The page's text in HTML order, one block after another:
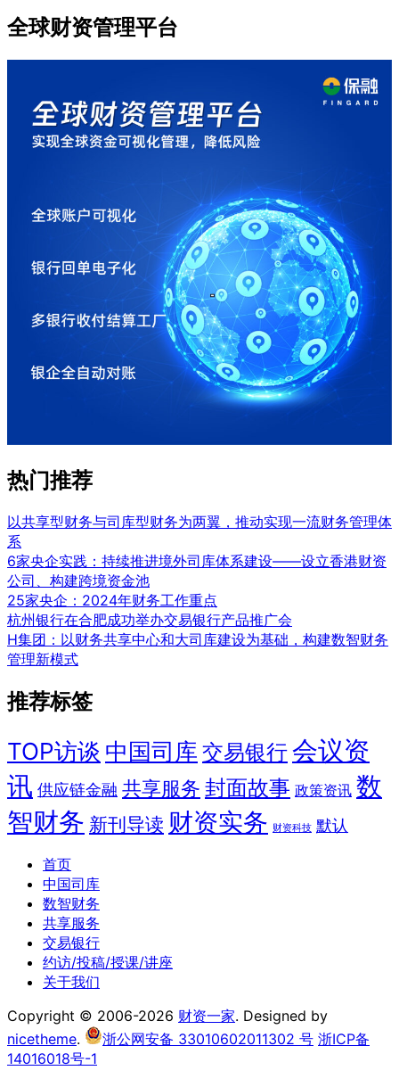
全球财资管理平台
热门推荐
以共享型财务与司库型财务为两翼，推动实现一流财务管理体
系
6家央企实践：持续推进境外司库体系建设——设立香港财资
公司、构建跨境资金池
25家央企：2024年财务工作重点
杭州银行在合肥成功举办交易银行产品推广会
H集团：以财务共享中心和大司库建设为基础，构建数智财务
管理新模式
推荐标签
TOP访谈 中国司库 交易银行会议资
讯 供应链金融 共享服务 封面故事 政策资讯 数
智财务 新刊导读 财资实务 财资科技 默认
首页
中国司库
数智财务
共享服务
交易银行
约访/投稿/授课/讲座
关于我们
Copyright © 2006-2026 财资一家. Designed by
nicetheme. 浙公网安备 33010602011302 号 浙ICP备
14016018号-1